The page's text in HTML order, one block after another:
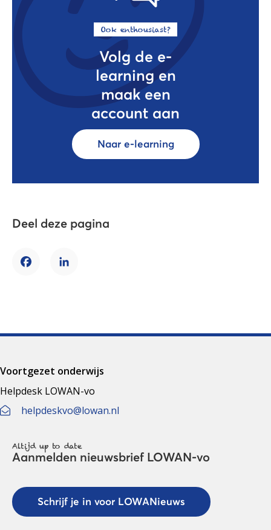
Ook enthousiast?
Volg de e-
learning en
maak een
account aan
Naar e-learning
Deel deze pagina
FacebookLinkedIn
Voortgezet onderwijs
Helpdesk LOWAN-vo
helpdeskvo@lowan.nl
Altijd up to date
Aanmelden nieuwsbrief LOWAN-vo
Schrijf je in voor LOWANieuws